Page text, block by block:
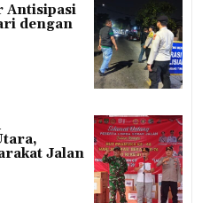
Antisipasi
dengan
Jalan